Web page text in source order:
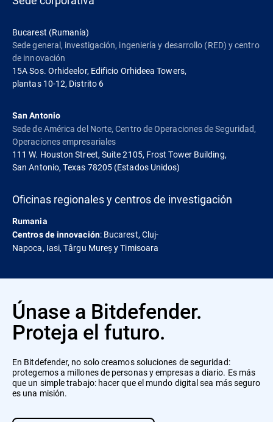
Bucarest (Rumanía)
Sede general, investigación, ingeniería y desarrollo (RED) y centro
de innovación
15A Sos. Orhideelor, Edificio Orhideea Towers,
plantas 10-12, Distrito 6
San Antonio
Sede de América del Norte, Centro de Operaciones de Seguridad,
Operaciones empresariales
111 W. Houston Street, Suite 2105, Frost Tower Building,
San Antonio, Texas 78205 (Estados Unidos)
Oficinas regionales y centros de investigación
Rumania
Centros de innovación: Bucarest, Cluj-
Napoca, Iasi, Târgu Mureș y Timisoara
Únase a Bitdefender.
Proteja el futuro.
En Bitdefender, no solo creamos soluciones de seguridad:
protegemos a millones de personas y empresas a diario. Es más
que un simple trabajo: hacer que el mundo digital sea más seguro
es una misión.